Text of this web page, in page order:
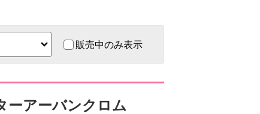
販売中のみ表示
ーアーバンクロム